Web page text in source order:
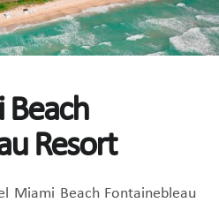
Resort
Miami Beach Fontainebleau